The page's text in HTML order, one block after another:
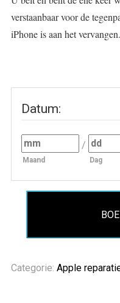
verstaanbaar voor de
iPhone is aan het vervangen.
Datum:
Maand
/
Dag
Categorie: Apple